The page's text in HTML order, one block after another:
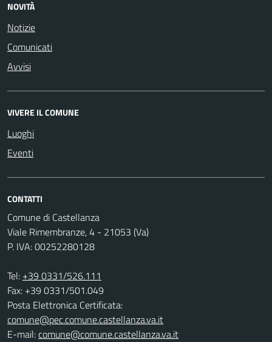
NOVITÀ
Notizie
Comunicati
Avvisi
VIVERE IL COMUNE
Luoghi
Eventi
CONTATTI
Comune di Castellanza
Viale Rimembranze, 4 - 21053 (Va)
P. IVA: 00252280128
Tel: +39 0331/526.111
Fax: +39 0331/501.049
Posta Elettronica Certificata:
comune@pec.comune.castellanza.va.it
E-mail:comune@comune.castellanza.va.it